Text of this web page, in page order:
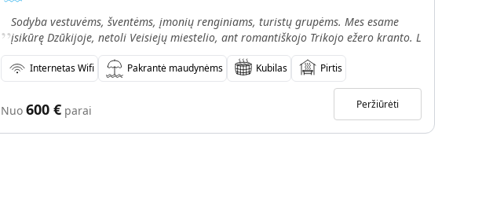
„Sodyba vestuvėms, šventėms, įmonių renginiams, turistų grupėms. Mes esame
įsikūrę Dzūkijoje, netoli Veisiejų miestelio, ant romantiškojo Trikojo ežero kranto. L
Internetas Wifi Pakrantė maudynėms Kubilas Pirtis
Nuo 600€ parai Peržiūrėti